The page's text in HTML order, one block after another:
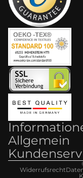
Allgemein
Widerrufsrecht